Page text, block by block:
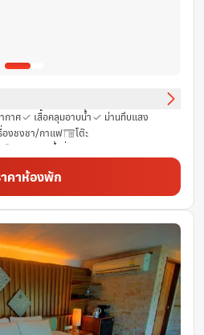
กาศ เสื้อคลุมอาบน้ำ
ม่านทึบแสง
องชงชา/กาแฟ
โต๊ะ
น้ำดื่มบรรจุขวด (ฟรี)
ว รองเท้าแตะ
ฟรี Wifi หน้าต่าง
กระจก
องนอนช่วยให้หลับสบาย ทีวี
ระเบียง
นไฟฟ้า
น้ำรวม
ห้องอาบน้ำฝักบัวแบบวอล์คอิน
ก่อให้เกิดอาการภูมิแพ้น้อย
โต๊ะอาหาร ผลไม้/ของว่าง
แก้วไวน์
บเปิดได้
พื้นไม้เนื้อแข็ง/ปาร์เก้
ระสงค์)
เข้าถึงได้โดยบันได
ถังดับเพลิง
คาห้องพัก